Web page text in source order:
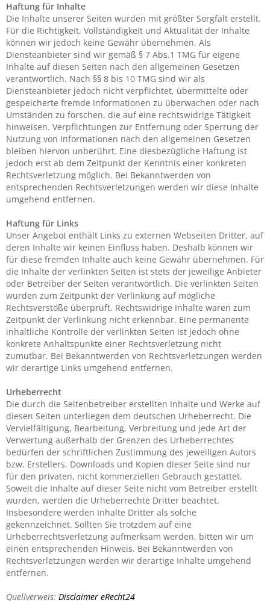
Haftung für Inhalte
Die Inhalte unserer Seiten wurden mit größter Sorgfalt erstellt.
Für die Richtigkeit, Vollständigkeit und Aktualität der Inhalte
können wir jedoch keine Gewähr übernehmen. Als
Diensteanbieter sind wir gemäß § 7 Abs.1 TMG für eigene
Inhalte auf diesen Seiten nach den allgemeinen Gesetzen
verantwortlich. Nach §§ 8 bis 10 TMG sind wir als
Diensteanbieter jedoch nicht verpflichtet, übermittelte oder
gespeicherte fremde Informationen zu überwachen oder nach
Umständen zu forschen, die auf eine rechtswidrige Tätigkeit
hinweisen. Verpflichtungen zur Entfernung oder Sperrung der
Nutzung von Informationen nach den allgemeinen Gesetzen
bleiben hiervon unberührt. Eine diesbezügliche Haftung ist
jedoch erst ab dem Zeitpunkt der Kenntnis einer konkreten
Rechtsverletzung möglich. Bei Bekanntwerden von
entsprechenden Rechtsverletzungen werden wir diese Inhalte
umgehend entfernen.
Haftung für Links
Unser Angebot enthält Links zu externen Webseiten Dritter, auf
deren Inhalte wir keinen Einfluss haben. Deshalb können wir
für diese fremden Inhalte auch keine Gewähr übernehmen. Für
die Inhalte der verlinkten Seiten ist stets der jeweilige Anbieter
oder Betreiber der Seiten verantwortlich. Die verlinkten Seiten
wurden zum Zeitpunkt der Verlinkung auf mögliche
Rechtsverstöße überprüft. Rechtswidrige Inhalte waren zum
Zeitpunkt der Verlinkung nicht erkennbar. Eine permanente
inhaltliche Kontrolle der verlinkten Seiten ist jedoch ohne
konkrete Anhaltspunkte einer Rechtsverletzung nicht
zumutbar. Bei Bekanntwerden von Rechtsverletzungen werden
wir derartige Links umgehend entfernen.
Urheberrecht
Die durch die Seitenbetreiber erstellten Inhalte und Werke auf
diesen Seiten unterliegen dem deutschen Urheberrecht. Die
Vervielfältigung, Bearbeitung, Verbreitung und jede Art der
Verwertung außerhalb der Grenzen des Urheberrechtes
bedürfen der schriftlichen Zustimmung des jeweiligen Autors
bzw. Erstellers. Downloads und Kopien dieser Seite sind nur
für den privaten, nicht kommerziellen Gebrauch gestattet.
Soweit die Inhalte auf dieser Seite nicht vom Betreiber erstellt
wurden, werden die Urheberrechte Dritter beachtet.
Insbesondere werden Inhalte Dritter als solche
gekennzeichnet. Sollten Sie trotzdem auf eine
Urheberrechtsverletzung aufmerksam werden, bitten wir um
einen entsprechenden Hinweis. Bei Bekanntwerden von
Rechtsverletzungen werden wir derartige Inhalte umgehend
entfernen.
Quellverweis: Disclaimer eRecht24